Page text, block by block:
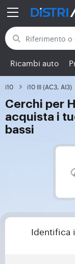
Torna alle
Ricambi auto
i10 i10 III (AC3, AI3)
Cerchi per
acquista i
bassi
Identifica